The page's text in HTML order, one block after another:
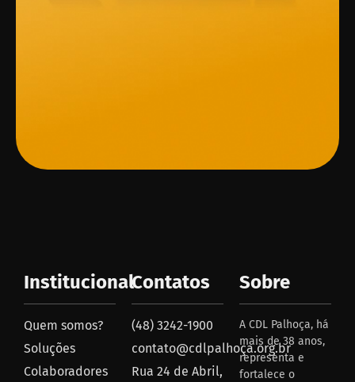
Institucional
Quem somos?
Soluções
Colaboradores
Contatos
(48) 3242-1900
contato@cdlpalhoça.org.br
Rua 24 de Abril,
Sobre
A CDL Palhoça, há
mais de 38 anos,
representa e
fortalece o